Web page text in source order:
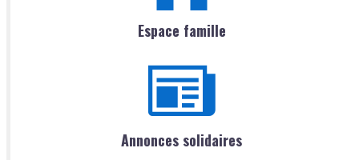
Espace famille
Annonces solidaires